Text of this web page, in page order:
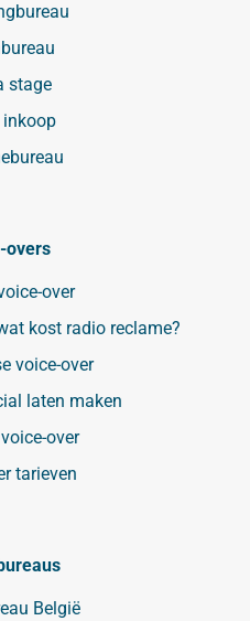
stage
inkoop
overs
over
kost radio reclame?
voice-over
laten maken
over
tarieven
België